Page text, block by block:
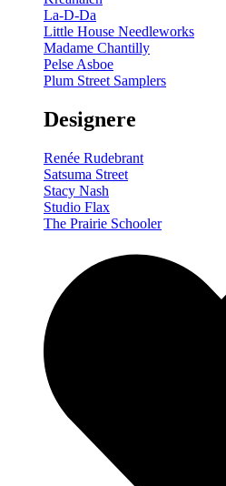
La-D-Da
Little House Needleworks
Madame Chantilly
Pelse Asboe
Plum Street Samplers
Designere
Renée Rudebrant
Satsuma Street
Stacy Nash
Studio Flax
The Prairie Schooler